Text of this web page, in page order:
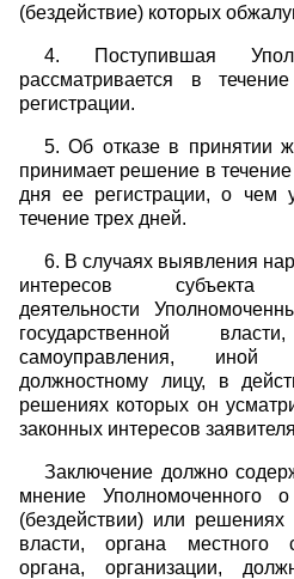
(бездействие) которых
4. Поступившая
рассматривается в
регистрации.
5. Об отказе в принятии
принимает решение в
дня ее регистрации, о чем
течение трех дней.
6. В случаях выявления
интересов субъекта
деятельности
государственной
самоуправления, иной
должностному лицу, в
решениях которых он
законных интересов
Заключение должно
мнение Уполномоченного
(бездействии) или решениях
власти, органа местного
органа, организации,